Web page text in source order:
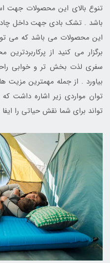
تنوع بالای این محصولات جهت
باشد . تشک بادی جهت داخل چادر
این محصولات می باشد که می
برگزار می کنید از
سفری لذت بخش تر و خوابی
بیاورد . از جمله مهمترین
توان مواردی زیر اشاره داشت
تواند برای شما نقش حیاتی را